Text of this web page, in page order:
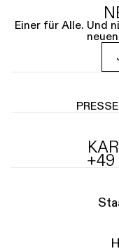
Einer für Alle. Und
PRESSE
+49